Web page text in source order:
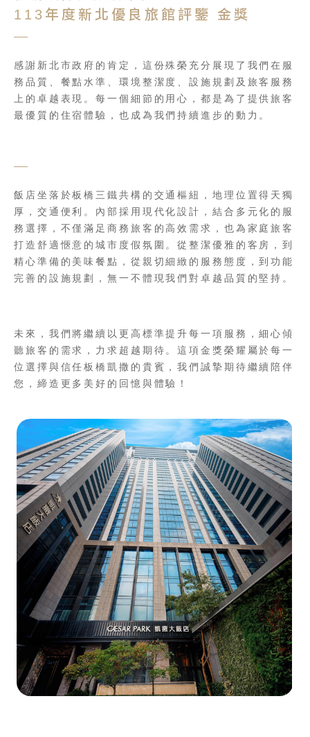
113年度新北優良旅館評鑒 金獎
感謝新北市政府的肯定，這份殊榮充分展現了我們在服
務品質、餐點水準、環境整潔度、設施規劃及旅客服務
上的卓越表現。每一個細節的用心，都是為了提供旅客
最優質的住宿體驗，也成為我們持續進步的動力。
飯店坐落於板橋三鐵共構的交通樞紐，地理位置得天獨
厚，交通便利。內部採用現代化設計，結合多元化的服
務選擇，不僅滿足商務旅客的高效需求，也為家庭旅客
打造舒適愜意的城市度假氛圍。從整潔優雅的客房，到
精心準備的美味餐點，從親切細緻的服務態度，到功能
完善的設施規劃，無一不體現我們對卓越品質的堅持。
未來，我們將繼續以更高標準提升每一項服務，細心傾
聽旅客的需求，力求超越期待。這項金獎榮耀屬於每一
位選擇與信任板橋凱撒的貴賓，我們誠摯期待繼續陪伴
您，締造更多美好的回憶與體驗！